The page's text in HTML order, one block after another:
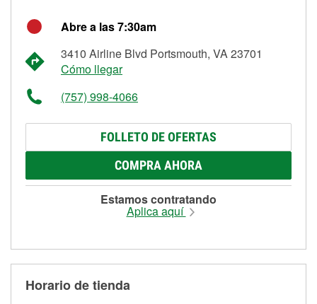
Abre a las 7:30am
3410 Airline Blvd Portsmouth, VA 23701
Cómo llegar
(757) 998-4066
FOLLETO DE OFERTAS
COMPRA AHORA
Estamos contratando
Aplica aquí
Horario de tienda